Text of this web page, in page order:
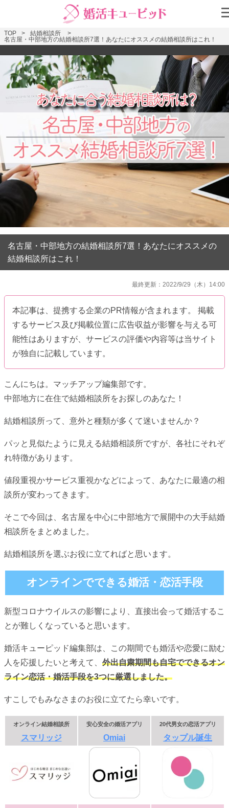
TOP
結婚相談所
名古屋・中部地方の結婚相談所7選！あなたにオススメの結婚相談所はこれ！
名古屋・中部地方の結婚相談所7選！あなたにオススメの
結婚相談所はこれ！
最終更新：2022/9/29（木）14:00
本記事は、提携する企業のPR情報が含まれます。 掲載
するサービス及び掲載位置に広告収益が影響を与える可
能性はありますが、サービスの評価や内容等は当サイト
が独自に記載しています。
こんにちは。マッチアップ編集部です。
中部地方に在住で結婚相談所をお探しのあなた！
結婚相談所って、意外と種類が多くて迷いませんか？
パッと見似たように見える結婚相談所ですが、各社にそれぞ
れ特徴があります。
値段重視かサービス重視かなどによって、あなたに最適の相
談所が変わってきます。
そこで今回は、名古屋を中心に中部地方で展開中の大手結婚
相談所をまとめました。
結婚相談所を選ぶお役に立てればと思います。
オンラインでできる婚活・恋活手段
新型コロナウイルスの影響により、直接出会って婚活するこ
とが難しくなっていると思います。
婚活キューピッド編集部は、この期間でも婚活や恋愛に励む
人を応援したいと考えて、 外出自粛期間も自宅でできるオン
ライン恋活・婚活手段を3つに厳選しました。
すこしでもみなさまのお役に立てたら幸いです。
オンライン結婚相談所
スマリッジ
安心安全の婚活アプリ
Omiai
20代男女の恋活アプリ
タップル誕生